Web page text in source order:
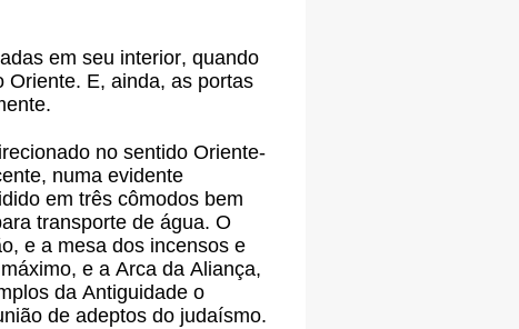
em seu interior, quando
Oriente. E, ainda, as portas
no sentido Oriente-
numa evidente
em três cômodos bem
transporte de água. O
e a mesa dos incensos e
e a Arca da Aliança,
da Antiguidade o
de adeptos do judaísmo.